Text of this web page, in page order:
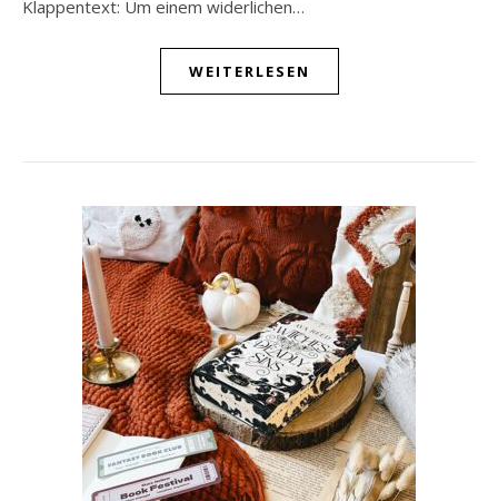
Klappentext: Um einem widerlichen…
WEITERLESEN